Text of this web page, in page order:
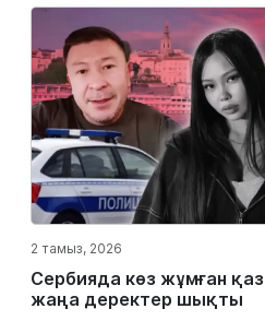
2 тамыз, 2026
Сербияда көз жұмған
жаңа деректер шықты